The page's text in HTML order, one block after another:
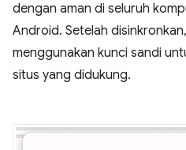
dengan aman di seluruh
Android. Setelah
menggunakan kunci sandi
situs yang didukung.